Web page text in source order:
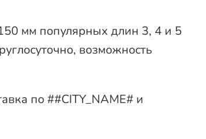
мм популярных длин 3, 4 и 5
возможность
по ##CITY_NAME# и